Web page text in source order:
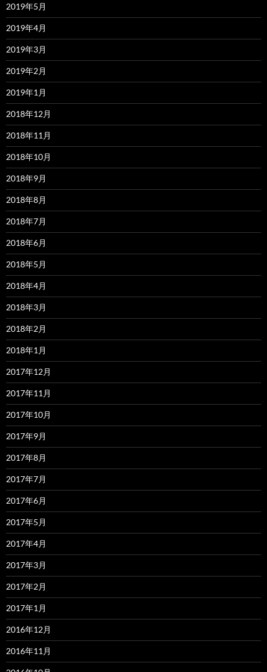
2019年5月
2019年4月
2019年3月
2019年2月
2019年1月
2018年12月
2018年11月
2018年10月
2018年9月
2018年8月
2018年7月
2018年6月
2018年5月
2018年4月
2018年3月
2018年2月
2018年1月
2017年12月
2017年11月
2017年10月
2017年9月
2017年8月
2017年7月
2017年6月
2017年5月
2017年4月
2017年3月
2017年2月
2017年1月
2016年12月
2016年11月